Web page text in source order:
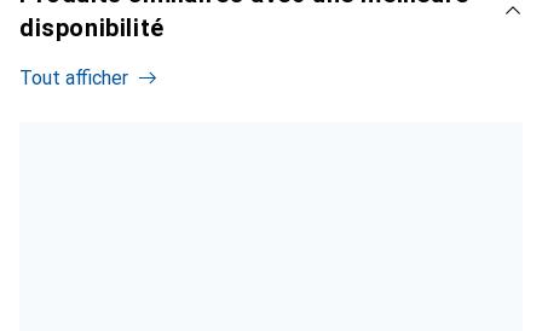
disponibilité
Tout afficher